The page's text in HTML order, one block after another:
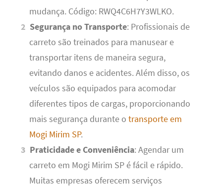
mudança. Código: RWQ4C6H7Y3WLKO.
Segurança no Transporte: Profissionais de
carreto são treinados para manusear e
transportar itens de maneira segura,
evitando danos e acidentes. Além disso, os
veículos são equipados para acomodar
diferentes tipos de cargas, proporcionando
mais segurança durante o transporte em
Mogi Mirim SP.
Praticidade e Conveniência: Agendar um
carreto em Mogi Mirim SP é fácil e rápido.
Muitas empresas oferecem serviços